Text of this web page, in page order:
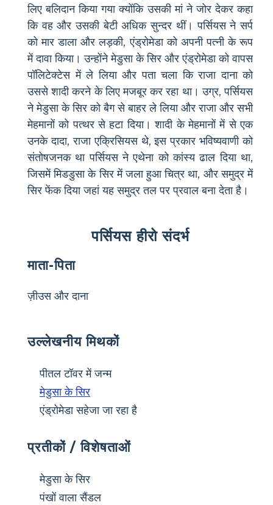
लिए बलिदान किया गया क्योंकि उसकी मां ने जोर देकर कहा
कि वह और उसकी बेटी अधिक सुन्दर थीं। पर्सियस ने सर्प
को मार डाला और लड़की, एंड्रोमेडा को अपनी पत्नी के रूप
में दावा किया। उन्होंने मेडुसा के सिर और एंड्रोमेडा को वापस
पॉलिटेक्टेस में ले लिया और पता चला कि राजा दाना को
उससे शादी करने के लिए मजबूर कर रहा था। उग्र, पर्सियस
ने मेडुसा के सिर को बैग से बाहर ले लिया और राजा और सभी
मेहमानों को पत्थर से हटा दिया। शादी के मेहमानों में से एक
उनके दादा, राजा एक्रिसियस थे, इस प्रकार भविष्यवाणी को
संतोषजनक था पर्सियस ने एथेना को कांस्य ढाल दिया था,
जिसमें मिडडुसा के सिर में जला हुआ चित्र था, और समुद्र में
सिर फेंक दिया जहां यह समुद्र तल पर प्रवाल बना देता है।
पर्सियस हीरो संदर्भ
माता-पिता
ज़ीउस और दाना
उल्लेखनीय मिथकों
पीतल टॉवर में जन्म
मेडुसा के सिर
एंड्रोमेडा सहेजा जा रहा है
प्रतीकों / विशेषताओं
मेडुसा के सिर
पंखों वाला सैंडल